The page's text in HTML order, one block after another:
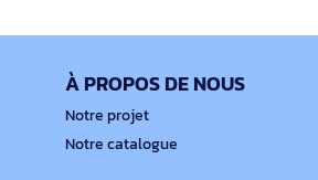
À PROPOS DE NOUS
Notre projet
Notre catalogue